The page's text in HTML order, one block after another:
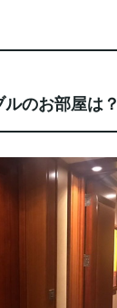
のお部屋は？